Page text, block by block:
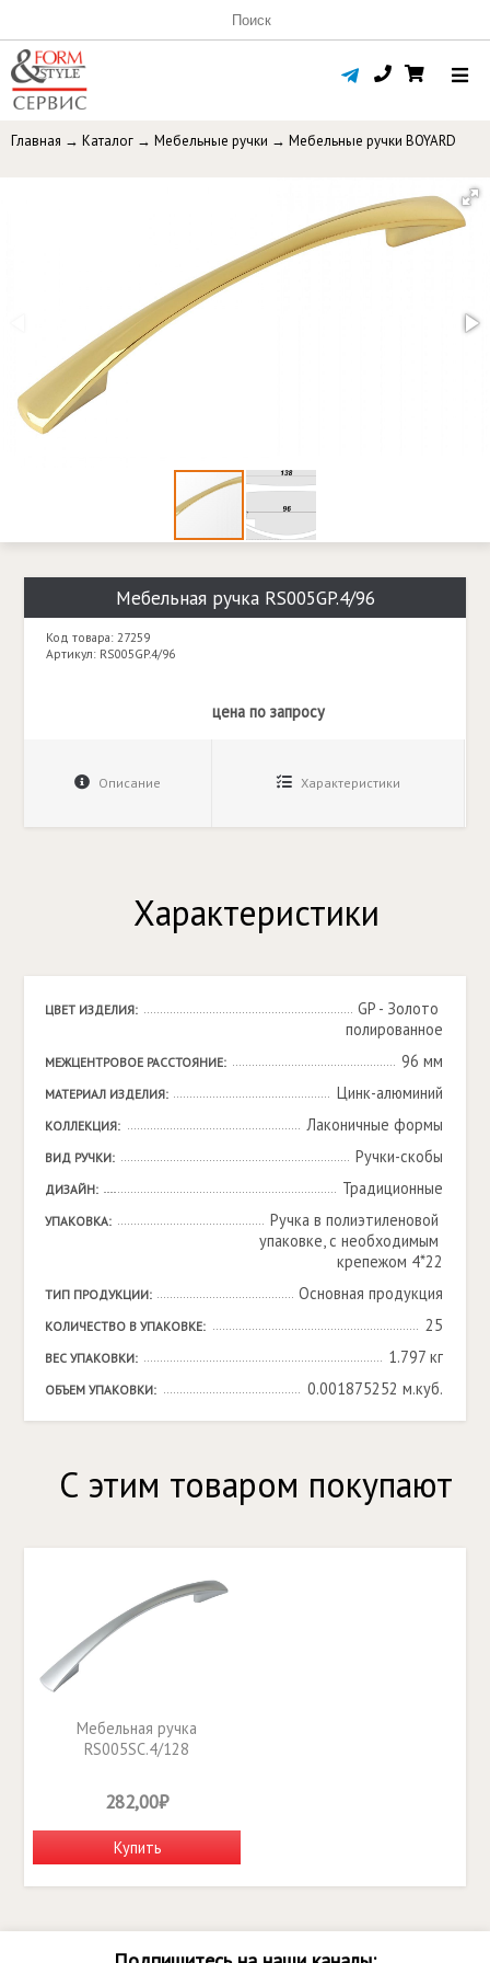
Главная → Каталог → Мебельные ручки → Мебельные ручки BOYARD
Мебельная ручка RS005GP.4/96
Код товара: 27259
Артикул: RS005GP.4/96
цена по запросу
Описание Характеристики
Характеристики
ЦВЕТ ИЗДЕЛИЯ:
GP - Золото
полированное
МЕЖЦЕНТРОВОЕ РАССТОЯНИЕ: 96 мм
МАТЕРИАЛ ИЗДЕЛИЯ: Цинк-алюминий
КОЛЛЕКЦИЯ: Лаконичные формы
ВИД РУЧКИ: Ручки-скобы
ДИЗАЙН: Традиционные
УПАКОВКА:
Ручка в полиэтиленовой
упаковке, с необходимым
крепежом 4*22
ТИП ПРОДУКЦИИ: Основная продукция
КОЛИЧЕСТВО В УПАКОВКЕ: 25
ВЕС УПАКОВКИ: 1.797 кг
ОБЪЕМ УПАКОВКИ: 0.001875252 м.куб.
С этим товаром покупают
Мебельная ручка
RS005SC.4/128
282,00₽
Купить